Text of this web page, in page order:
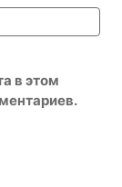
в этом